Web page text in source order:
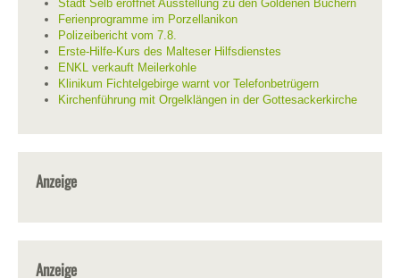
Stadt Selb eröffnet Ausstellung zu den Goldenen Büchern
Ferienprogramme im Porzellanikon
Polizeibericht vom 7.8.
Erste-Hilfe-Kurs des Malteser Hilfsdienstes
ENKL verkauft Meilerkohle
Klinikum Fichtelgebirge warnt vor Telefonbetrügern
Kirchenführung mit Orgelklängen in der Gottesackerkirche
Anzeige
Anzeige